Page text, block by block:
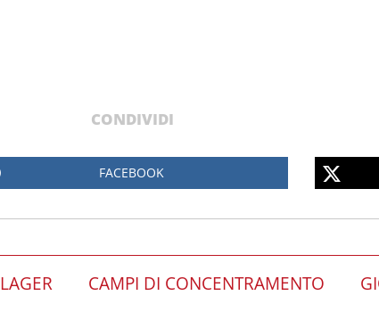
CONDIVIDI
FACEBOOK
LAGER CAMPI DI CONCENTRAMENTO